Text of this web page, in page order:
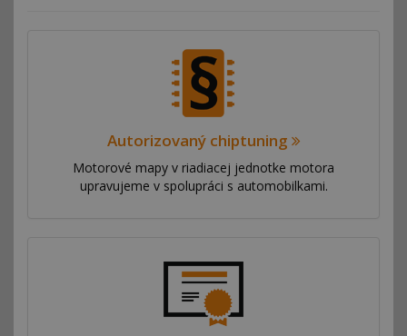
Autorizovaný chiptuning
Motorové mapy v riadiacej jednotke motora
upravujeme v spolupráci s automobilkami.